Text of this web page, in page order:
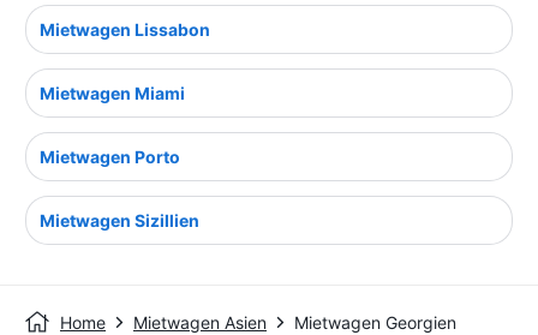
Mietwagen Lissabon
Mietwagen Miami
Mietwagen Porto
Mietwagen Sizillien
Home Mietwagen Asien Mietwagen Georgien